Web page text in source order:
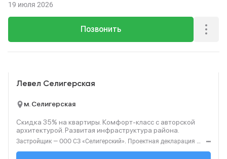
Позвонить
19 июля 2026
Левел Селигерская
м. Селигерская
Скидка 35% на квартиры. Комфорт‑класс с авторской
архитектурой. Развитая инфраструктура района.
Застройщик — ООО СЗ «Селигерский». Проектная декларация — наш.дом.рф. Акция до 28.02.26. Не оферта. Подробности — Level.ru